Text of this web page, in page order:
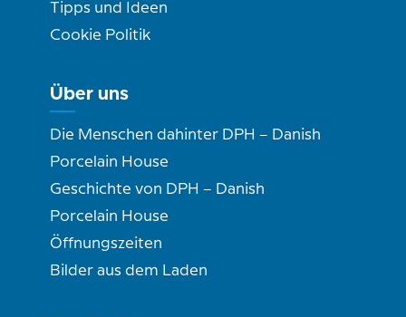
Tipps und Ideen
Cookie Politik
Über uns
Die Menschen dahinter DPH – Danish
Porcelain House
Geschichte von DPH – Danish
Porcelain House
Öffnungszeiten
Bilder aus dem Laden